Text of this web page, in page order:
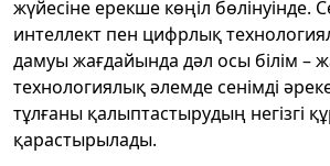
жүйесіне ерекше көңіл бөлінуінде.
интеллект пен цифрлық
дамуы жағдайында дәл осы білім –
технологиялық әлемде сенімді
тұлғаны қалыптастырудың негізгі
қарастырылады.